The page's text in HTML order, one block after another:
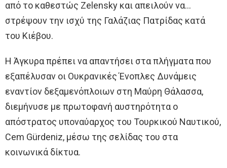
από το καθεστώς Zelensky και απειλούν να…
στρέψουν την ισχύ της Γαλάζιας Πατρίδας κατά
του Κιέβου.
Η Άγκυρα πρέπει να απαντήσει στα πλήγματα που
εξαπέλυσαν οι Ουκρανικές Ένοπλες Δυνάμεις
εναντίον δεξαμενόπλοιων στη Μαύρη Θάλασσα,
διεμήνυσε με πρωτοφανή αυστηρότητα ο
απόστρατος υποναύαρχος του Τουρκικού Ναυτικού,
Cem Gürdeniz, μέσω της σελίδας του στα
κοινωνικά δίκτυα.